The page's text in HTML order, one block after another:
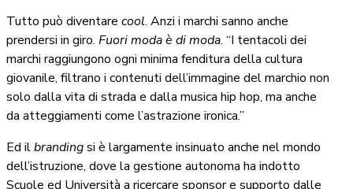
Tutto può diventare cool. Anzi i marchi sanno anche
prendersi in giro. Fuori moda è di moda. “I tentacoli dei
marchi raggiungono ogni minima fenditura della cultura
giovanile, filtrano i contenuti dell’immagine del marchio non
solo dalla vita di strada e dalla musica hip hop, ma anche
da atteggiamenti come l’astrazione ironica.”
Ed ilbrandingsi è largamente insinuato anche nel mondo
dell’istruzione, dove la gestione autonoma ha indotto
Scuole ed Università a ricercare sponsor e supporto dalle